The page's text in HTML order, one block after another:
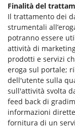
Finalità del
Il trattamento dei
strumentali
potranno essere
attività di
prodotti e servizi
eroga sul portale;
dell'utente sulla
sull'attività svolta
feed back di
informazioni
fornitura di un